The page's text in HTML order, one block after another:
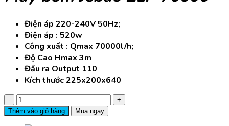
Điện áp 220-240V 50Hz;
Điện áp : 520w
Công xuất : Qmax 70000l/h;
Độ Cao Hmax 3m
Đầu ra Output 110
Kích thước 225x200x640
Máy
bơm
Thêm vào giỏ hàng Mua ngay